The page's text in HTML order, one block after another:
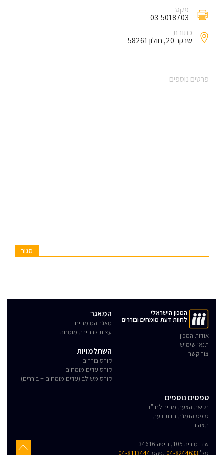
פקס
03-5018703
כתובת
שנקר 20, חולון 58261
פרטים נוספים
סגור
המכון הישראלי
לחוות דעת מומחים ובוררים
אודות המכון
תנאי שימוש
צור קשר
המאגר
מאגר המומחים
עצות לבחירת מומחה
השתלמויות
קורס בוררים
קורס עדים מומחים
קורס משולב (עדים מומחים + בוררים)
טפסים נוספים
בקשת הצעת מחיר לחו"ד
טופס הזמנת חוות דעת
תצהיר
שד' מוריה 105, חיפה 34616
טל' 04-8244633 ,פקס 04-8113444